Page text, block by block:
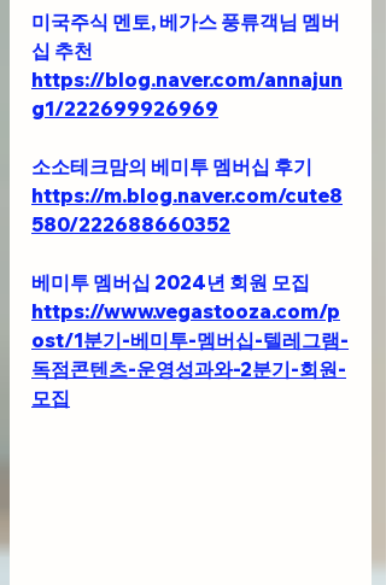
미국주식 멘토, 베가스 풍류객님 멤버
십 추천
https://blog.naver.com/annajun
g1/222699926969
소소테크맘의 베미투 멤버십 후기
https://m.blog.naver.com/cute8
580/222688660352
베미투 멤버십 2024년 회원 모집
https://www.vegastooza.com/p
ost/1분기-베미투-멤버십-텔레그램-
독점콘텐츠-운영성과와-2분기-회원-
모집